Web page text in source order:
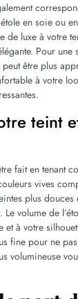
en soie ou
de luxe à votre
Pour une
être plus
à votre
teint
fait en tenant
vives
plus douces
Le volume de
à votre
fine pour ne
volumineuse